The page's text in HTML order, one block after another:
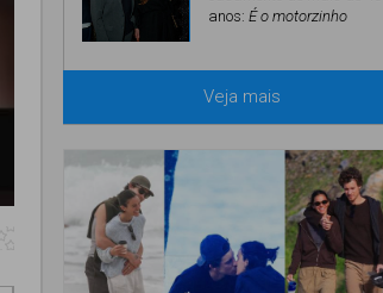
anos: É o motorzinho
Veja mais